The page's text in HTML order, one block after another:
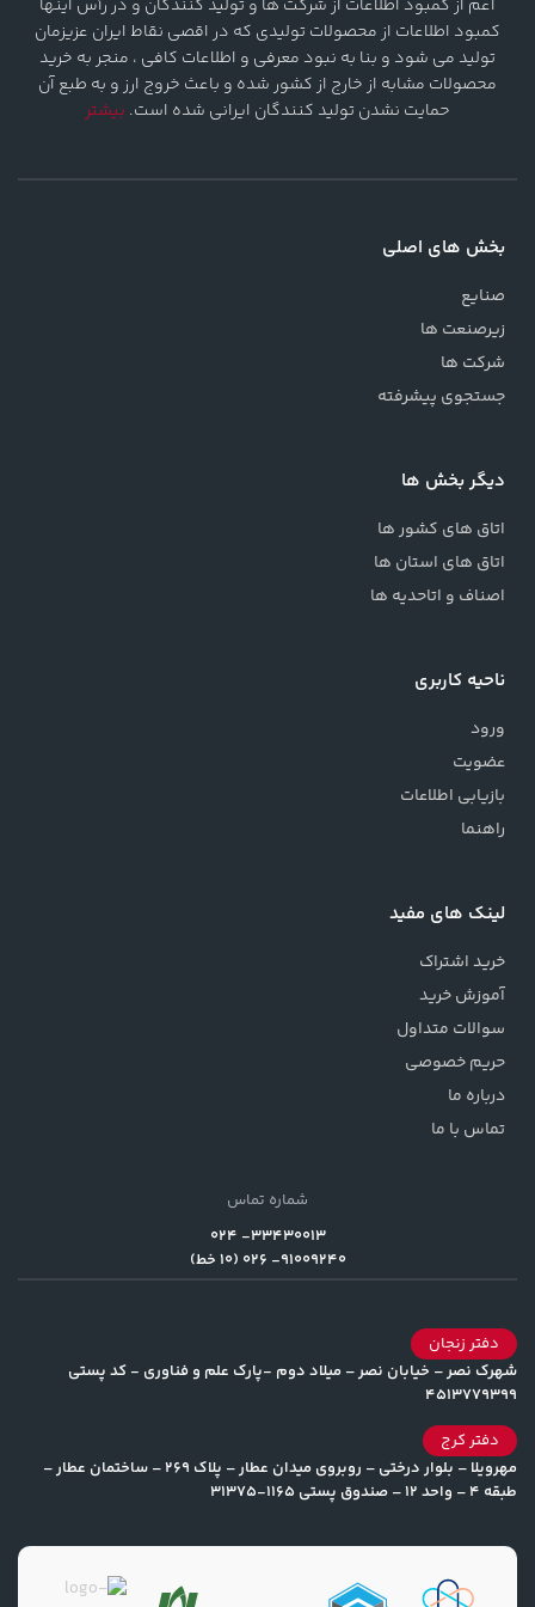
اعم از کمبود اطلاعات از شرکت ها و تولید کنندگان و در رأس اینها
کمبود اطلاعات از محصولات تولیدی که در اقصی نقاط ایران عزیزمان
تولید می شود و بنا به نبود معرفی و اطلاعات کافی ، منجر به خرید
محصولات مشابه از خارج از کشور شده و باعث خروج ارز و به طبع آن
حمایت نشدن تولید کنندگان ایرانی شده است. بیشتر
بخش های اصلی
صنایع
زیرصنعت ها
شرکت ها
جستجوی پیشرفته
دیگر بخش ها
اتاق های کشور ها
اتاق های استان ها
اصناف و اتاحدیه ها
ناحیه کاربری
ورود
عضویت
بازیابی اطلاعات
راهنما
لینک های مفید
خرید اشتراک
آموزش خرید
سوالات متداول
حریم خصوصی
درباره ما
تماس با ما
شماره تماس
33430013- 024
91009240- 026 (10 خط)
دفتر زنجان
شهرک نصر – خیابان نصر – میلاد دوم -پارک علم و فناوری - کد پستی
4513779399
دفتر کرج
مهرویلا – بلوار درختی – روبروی میدان عطار – پلاک 269 – ساختمان عطار –
طبقه 4 – واحد 12 – صندوق پستی 1165-31375